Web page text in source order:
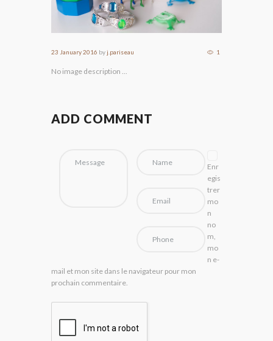
23 January 2016 byj.pariseau 1
No image description ...
ADD COMMENT
Enr
egis
trer
mo
n
no
m,
mo
n e-
mail et mon site dans le navigateur pour mon
prochain commentaire.